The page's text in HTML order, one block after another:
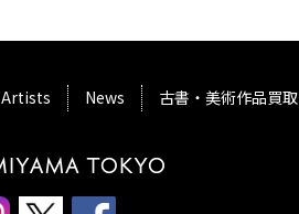
News 古書・美術作品買取